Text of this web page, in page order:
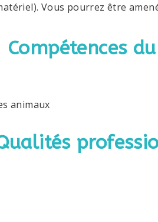
Vous pourrez être
Compétences
animaux